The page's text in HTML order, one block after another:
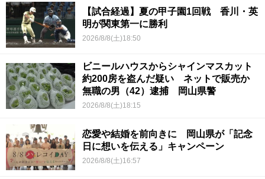
【試合経過】夏の甲子園1回戦 香川・英
明が関東第一に勝利
2026/8/8(土)18:50
ビニールハウスからシャインマスカット
約200房を盗んだ疑い ネットで販売か
無職の男（42）逮捕 岡山県警
2026/8/8(土)18:15
恋愛や結婚を前向きに 岡山県が「記念
日に想いを伝える」キャンペーン
2026/8/8(土)16:57